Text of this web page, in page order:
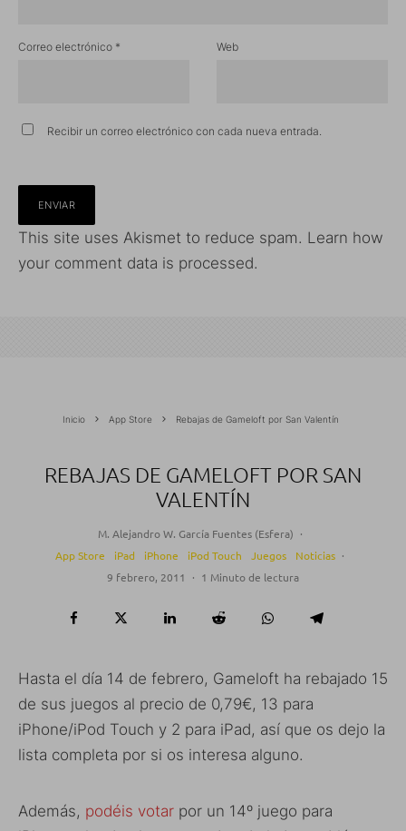
Correo electrónico * Web
Recibir un correo electrónico con cada nueva entrada.
This site uses Akismet to reduce spam. Learn how
your comment data is processed.
Inicio App Store Rebajas de Gameloft por San Valentín
REBAJAS DE GAMELOFT POR SAN
VALENTÍN
M. Alejandro W. García Fuentes (Esfera) ·
App Store
iPad iPhone iPod Touch Juegos Noticias ·
9 febrero, 2011
· 1 Minuto de lectura
Hasta el día 14 de febrero, Gameloft ha rebajado 15
de sus juegos al precio de 0,79€, 13 para
iPhone/iPod Touch y 2 para iPad, así que os dejo la
lista completa por si os interesa alguno.
Además, podéis votar por un 14º juego para